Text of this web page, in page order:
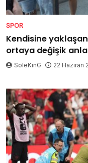
SPOR
Kendisine
ortaya değişik
SoleKinG 22 Haziran